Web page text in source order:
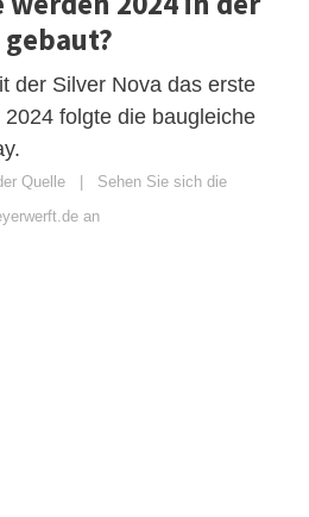
gebaut?
der Silver Nova das erste
folgte die baugleiche
Quelle
Sehen Sie sich die
an